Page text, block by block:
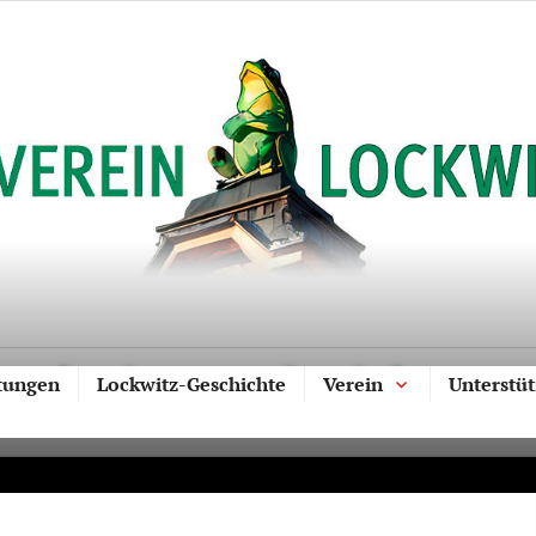
Lockwitz-Geschichte Verein
–